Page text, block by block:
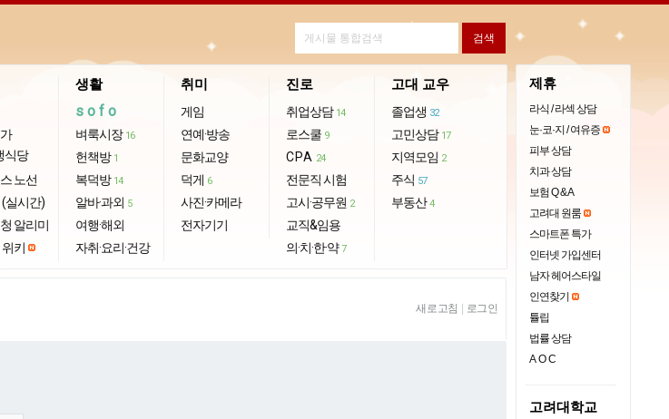
식당
노선
실시간)
알리미
키
생활
sofo
벼룩시장 16
헌책방 1
복덕방 14
알바·과외 5
여행·해외
자취·요리·건강
취미
게임
연예·방송
문화교양
덕게 6
사진·카메라
전자기기
진로
취업상담 14
로스쿨 9
CPA 24
전문직 시험
고시·공무원 2
교직&임용
의·치·한·약 7
고대 교우
졸업생 32
고민상담 17
지역모임 2
주식 57
부동산 4
새로고침 로그인
제휴
라식 / 라섹 상담
눈·코·지 / 여유증
피부 상담
치과 상담
보험 Q & A
고려대 원룸
스마트폰 특가
인터넷 가입센터
남자 헤어스타일
인연찾기
튤립
법률 상담
AOC
고려대학교